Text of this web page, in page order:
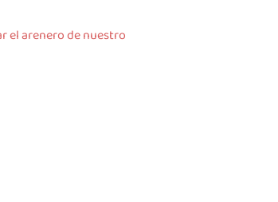
el arenero de nuestro